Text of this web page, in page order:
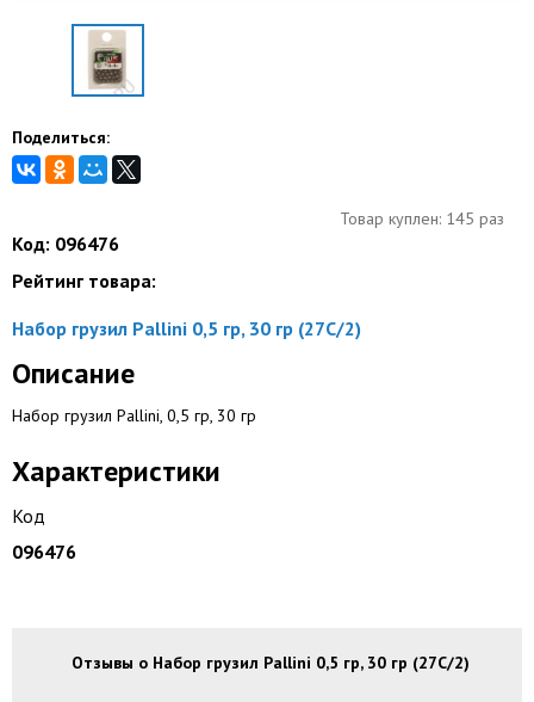
Поделиться:
Товар куплен: 145 раз
Код: 096476
Рейтинг товара:
Набор грузил Pallini 0,5 гр, 30 гр (27С/2)
Описание
Набор грузил Pallini, 0,5 гр, 30 гр
Характеристики
Код
096476
Отзывы о Набор грузил Pallini 0,5 гр, 30 гр (27С/2)